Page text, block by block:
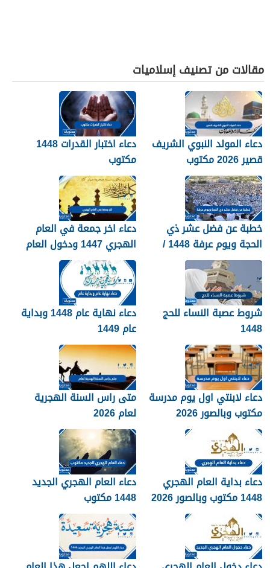
مقالات من تصنيف إسلاميات
دعاء المولد النبوي الشريف
قصير 2026 مكتوب
دعاء اختبار القدرات 1448
مكتوب
خطبة عن فضل عشر ذي
الحجة ويوم عرفة 1448 /
2026
دعاء اخر جمعة في العام
الهجري 1447 ودخول العام
الجديد 1448
شروط عصبة النساء للحج
1448
دعاء نهاية عام 1448 وبداية
عام 1449
دعاء لابنتي اول يوم مدرسة
مكتوب وبالصور 2026
متى راس السنة الهجرية
لعام 2026
دعاء بداية العام الهجري
1448 مكتوب وبالصور 2026
دعاء العام الهجري الجديد
1448 مكتوب